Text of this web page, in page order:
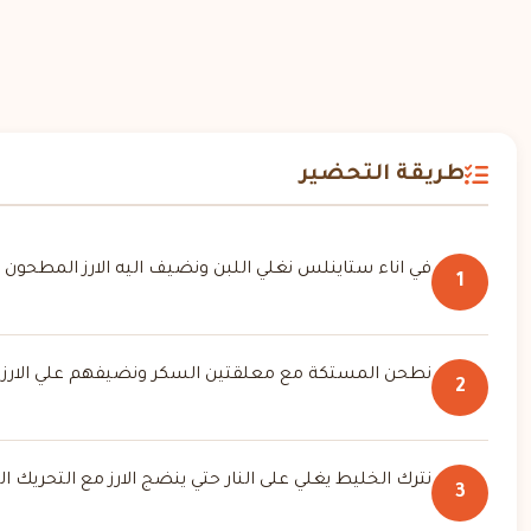
طريقة التحضير
1
في اناء ستاينلس نغلي اللبن ونضيف اليه الارز المطحون
2
نطحن المستكة مع معلقتين السكر ونضيفهم علي الارز
3
نترك الخليط يغلي على النار حتي ينضج الارز مع التحريك